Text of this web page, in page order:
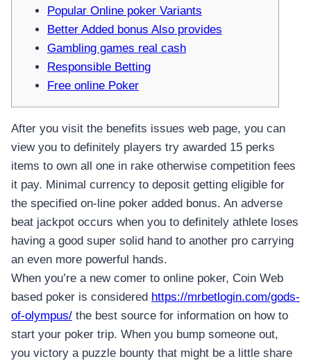
Popular Online poker Variants
Better Added bonus Also provides
Gambling games real cash
Responsible Betting
Free online Poker
After you visit the benefits issues web page, you can
view you to definitely players try awarded 15 perks
items to own all one in rake otherwise competition fees
it pay. Minimal currency to deposit getting eligible for
the specified on-line poker added bonus. An adverse
beat jackpot occurs when you to definitely athlete loses
having a good super solid hand to another pro carrying
an even more powerful hands.
When you’re a new comer to online poker, Coin Web
based poker is considered https://mrbetlogin.com/gods-
of-olympus/ the best source for information on how to
start your poker trip. When you bump someone out,
you victory a puzzle bounty that might be a little share